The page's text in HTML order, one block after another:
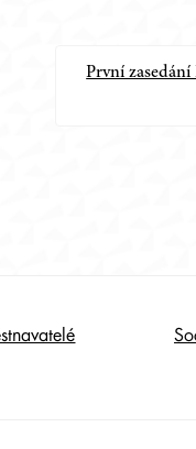
První